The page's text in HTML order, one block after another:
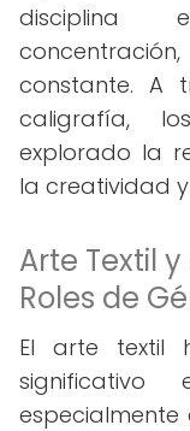
disciplina
constante. A
caligrafía,
explorado la
la creatividad y
Arte Textil
Roles de
El arte textil